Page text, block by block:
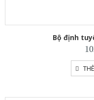
Bộ định